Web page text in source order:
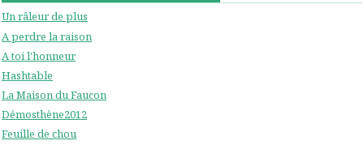
Un râleur de plus
A perdre la raison
A toi l'honneur
Hashtable
La Maison du Faucon
Démosthène2012
Feuille de chou